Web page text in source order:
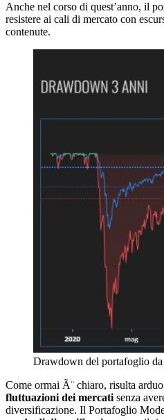
Anche nel corso di quest’anno, il
resistere ai cali di mercato con
contenute.
Drawdown del portafoglio
Come ormai Ã¨ chiaro, risulta
fluttuazioni dei mercatisenza
diversificazione. Il Portafoglio